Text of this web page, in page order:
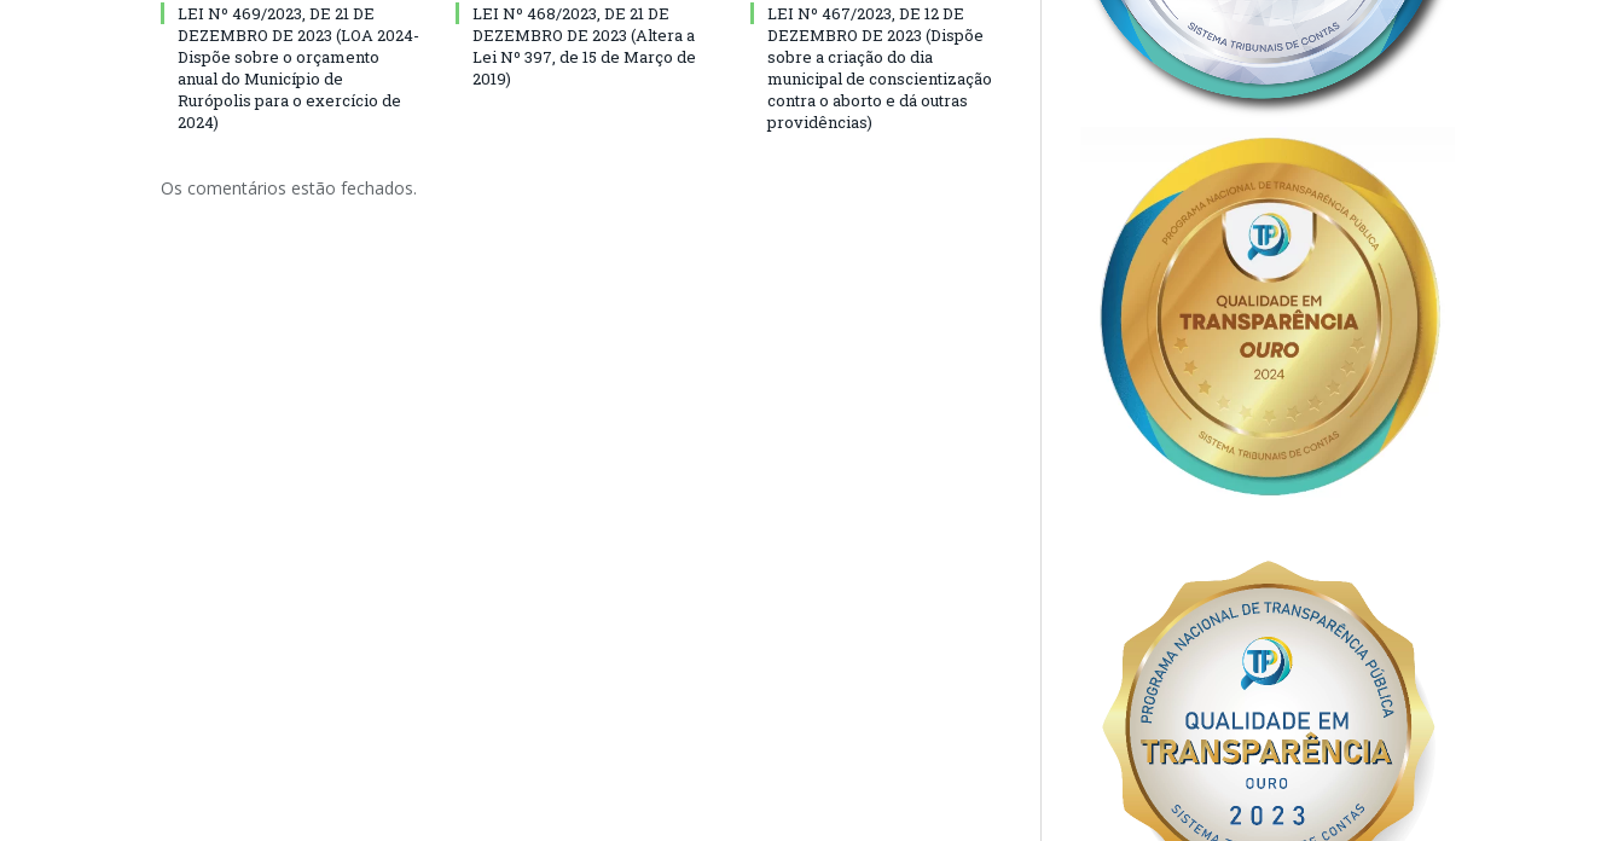
LEI Nº 469/2023, DE 21 DE
DEZEMBRO DE 2023 (LOA 2024-
Dispõe sobre o orçamento
anual do Município de
Rurópolis para o exercício de
2024)
LEI Nº 468/2023, DE 21 DE
DEZEMBRO DE 2023 (Altera a
Lei Nº 397, de 15 de Março de
2019)
LEI Nº 467/2023, DE 12 DE
DEZEMBRO DE 2023 (Dispõe
sobre a criação do dia
municipal de conscientização
contra o aborto e dá outras
providências)
Os comentários estão fechados.